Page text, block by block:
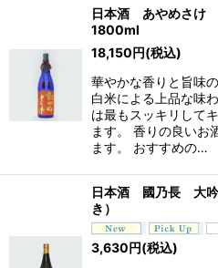
日本酒 あやめさ
1800ml
18,150円(税込)
華やかな香りと旨味
白米による上品な味
は最もスッキリして
ます。 香りの良いお
ます。 おすすめの…
日本酒 國乃長 大
き）
3,630 円(税込)